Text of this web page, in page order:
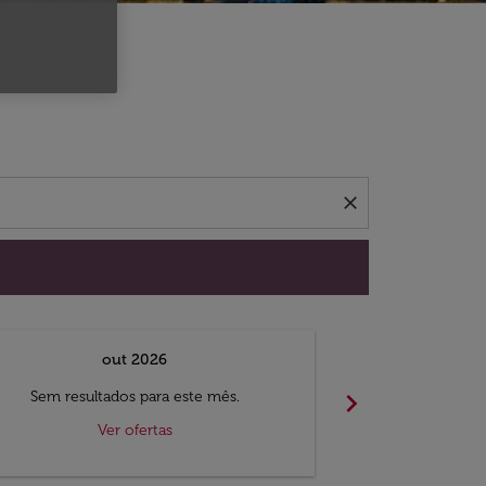
close
out 2026
Sem resultados para este mês.
Ver ofertas
chevron_right